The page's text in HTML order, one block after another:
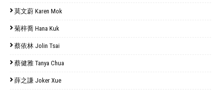
莫文蔚 Karen Mok
菊梓喬 Hana Kuk
蔡依林 Jolin Tsai
蔡健雅 Tanya Chua
薛之謙 Joker Xue